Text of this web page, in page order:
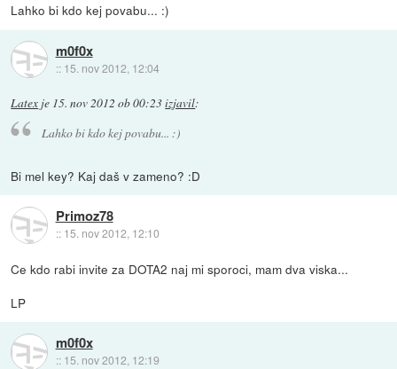
Lahko bi kdo kej povabu... :)
m0f0x
:: 15. nov 2012, 12:04
Latex je 15. nov 2012 ob 00:23izjavil:
Lahko bi kdo kej povabu... :)
Bi mel key? Kaj daš v zameno? :D
Primoz78
:: 15. nov 2012, 12:10
Ce kdo rabi invite za DOTA2 naj mi sporoci, mam dva viska...
LP
m0f0x
:: 15. nov 2012, 12:19